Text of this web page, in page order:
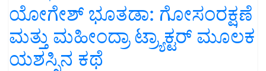
ಯೋಗೇಶ್ ಭೂತಡಾ: ಗೋಸಂರಕ್ಷಣೆ
ಮತ್ತು ಮಹೀಂದ್ರಾ ಟ್ರ್ಯಾಕ್ಟರ್ ಮೂಲಕ
ಯಶಸ್ಸಿನ ಕಥೆ